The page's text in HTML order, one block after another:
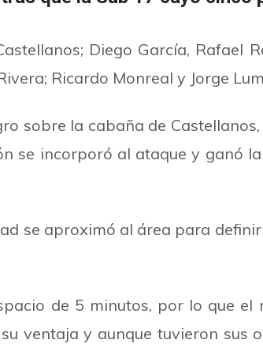
Diego García, Rafael
Ricardo Monreal y Jorge
sobre la cabaña de
se incorporó al ataque y ganó
se aproximó al área para
de 5 minutos, por lo que el
ventaja y aunque tuvieron sus